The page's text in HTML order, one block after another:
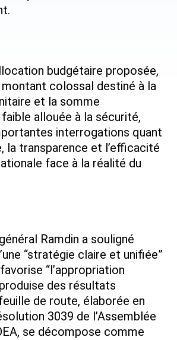
budgétaire proposée,
colossal destiné à la
et la somme
allouée à la sécurité,
interrogations quant
la transparence et l’efficacité
face à la réalité du
Ramdin a souligné
“stratégie claire et unifiée”
“l’appropriation
des résultats
de route, élaborée en
3039 de l’Assemblée
se décompose comme